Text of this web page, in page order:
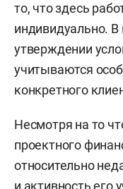
то, что здесь
индивидуально.
утверждении
учитываются
конкретного
Несмотря на то
проектного
относительно